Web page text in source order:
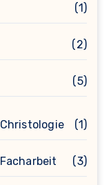
(1)
(2)
(5)
Christologie (1)
Facharbeit (3)